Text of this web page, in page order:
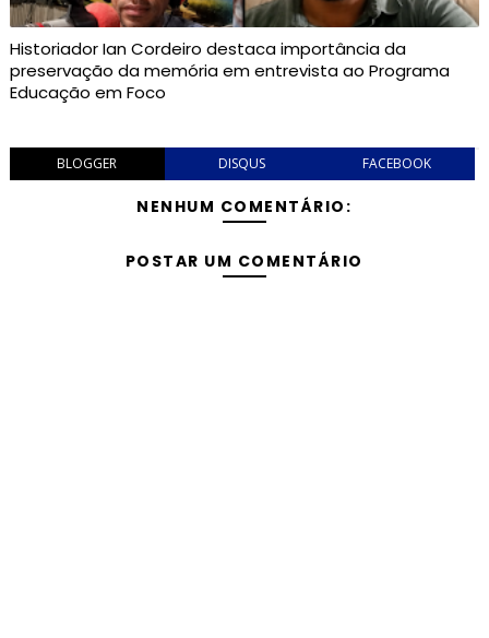
Historiador Ian Cordeiro destaca importância da
preservação da memória em entrevista ao Programa
Educação em Foco
BLOGGER DISQUS FACEBOOK
NENHUM COMENTÁRIO:
POSTAR UM COMENTÁRIO